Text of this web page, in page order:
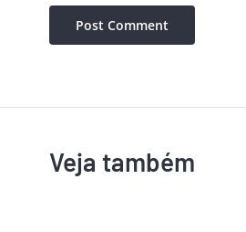
Veja também